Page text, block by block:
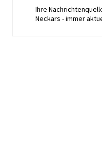
Ihre
Neckars - immer